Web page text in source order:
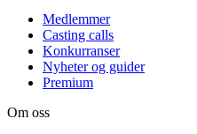
Medlemmer
Casting calls
Konkurranser
Nyheter og guider
Premium
Om oss